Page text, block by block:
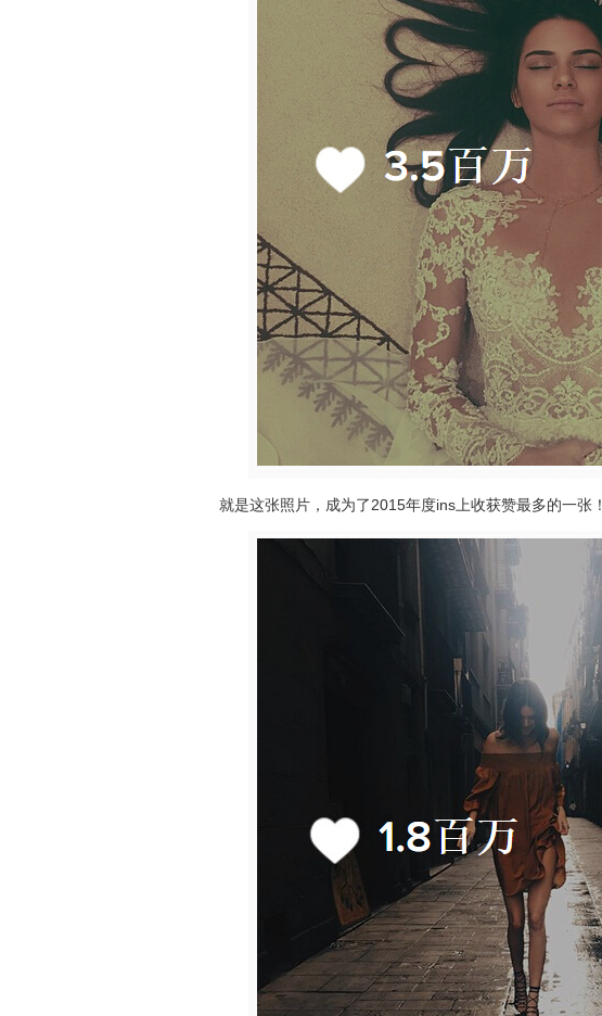
就是这张照片，成为了2015年度ins上收获赞最多的一张！